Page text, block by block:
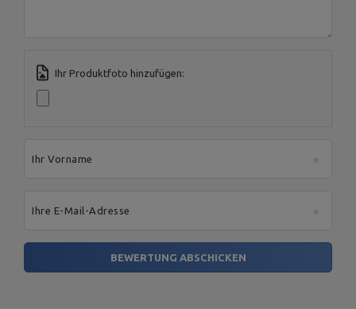
Ihr Produktfoto hinzufügen:
Ihr Vorname
Ihre E-Mail-Adresse
BEWERTUNG ABSCHICKEN